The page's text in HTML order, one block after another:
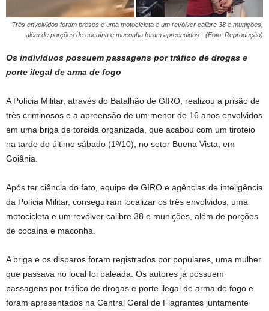
Três envolvidos foram presos e uma motocicleta e um revólver calibre 38 e munições,
além de porções de cocaína e maconha foram apreendidos - (Foto: Reprodução)
Os indivíduos possuem passagens por tráfico de drogas e
porte ilegal de arma de fogo
A Polícia Militar, através do Batalhão de GIRO, realizou a prisão de
três criminosos e a apreensão de um menor de 16 anos envolvidos
em uma briga de torcida organizada, que acabou com um tiroteio
na tarde do último sábado (1º/10), no setor Buena Vista, em
Goiânia.
Após ter ciência do fato, equipe de GIRO e agências de inteligência
da Polícia Militar, conseguiram localizar os três envolvidos, uma
motocicleta e um revólver calibre 38 e munições, além de porções
de cocaína e maconha.
A briga e os disparos foram registrados por populares, uma mulher
que passava no local foi baleada. Os autores já possuem
passagens por tráfico de drogas e porte ilegal de arma de fogo e
foram apresentados na Central Geral de Flagrantes juntamente